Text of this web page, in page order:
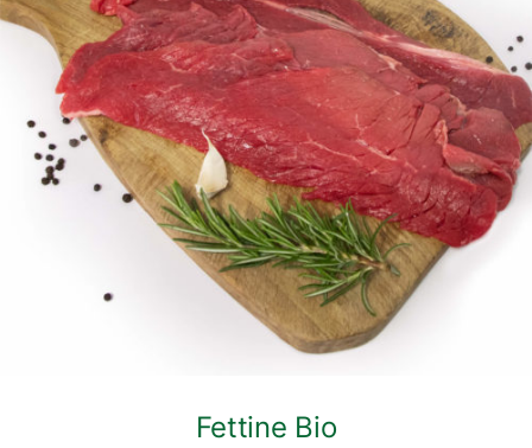
DETTAGLI
Fettine Bio